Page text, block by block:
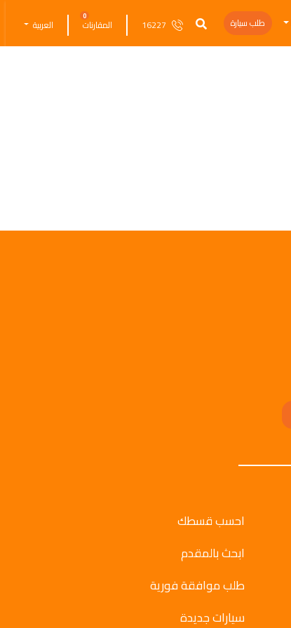
طلب سيارة 16227 المقارنات
0
العربية
احسب قسطك
ابحث بالمقدم
طلب موافقة فورية
سيارات جديدة